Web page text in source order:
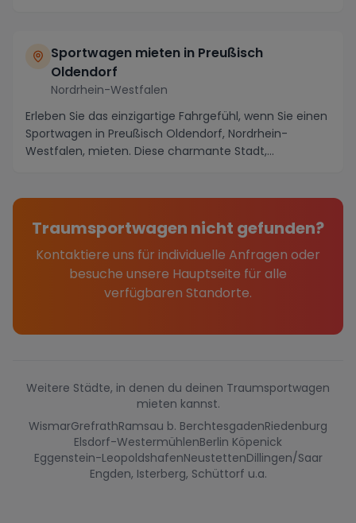
Sportwagen mieten in Preußisch
Oldendorf
Nordrhein-Westfalen
Erleben Sie das einzigartige Fahrgefühl, wenn Sie einen
Sportwagen in Preußisch Oldendorf, Nordrhein-
Westfalen, mieten. Diese charmante Stadt,
Traumsportwagen nicht gefunden?
Kontaktiere uns für individuelle Anfragen oder
besuche unsere Hauptseite für alle
verfügbaren Standorte.
Weitere Städte, in denen du deinen Traumsportwagen
mieten kannst.
WismarGrefrathRamsau b. BerchtesgadenRiedenburg
Elsdorf-WestermühlenBerlin Köpenick
Eggenstein-LeopoldshafenNeustettenDillingen/Saar
Engden, Isterberg, Schüttorf u.a.